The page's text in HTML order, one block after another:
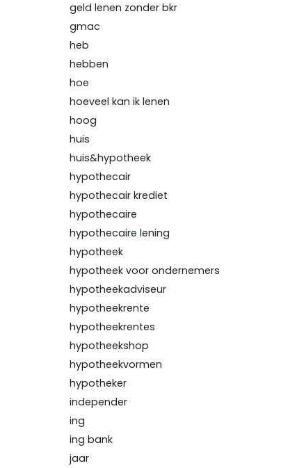
geld lenen zonder bkr
gmac
heb
hebben
hoe
hoeveel kan ik lenen
hoog
huis
huis&hypotheek
hypothecair
hypothecair krediet
hypothecaire
hypothecaire lening
hypotheek
hypotheek voor ondernemers
hypotheekadviseur
hypotheekrente
hypotheekrentes
hypotheekshop
hypotheekvormen
hypotheker
independer
ing
ing bank
jaar